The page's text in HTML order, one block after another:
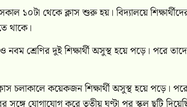
১০টা থেকে ক্লাস শুরু হয়। বিদ্যালয়ে
থাকে।
শ্রেণির দুই শিক্ষার্থী অসুস্থ হয়ে পড়ে। পরে
চলাকালে কয়েকজন শিক্ষার্থী অসুস্থ হয়ে পড়ে।